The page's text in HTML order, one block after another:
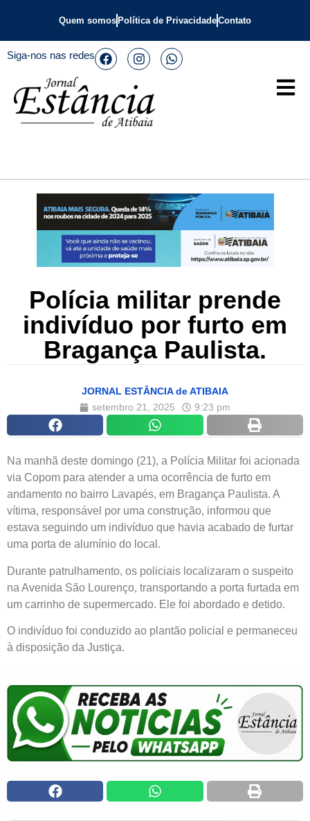
Quem somos Política de PrivacidadeContato
Siga-nos nas redes
Polícia militar prende
indivíduo por furto em
Bragança Paulista.
JORNAL ESTÂNCIA de ATIBAIA
setembro 21, 2025
9:23 pm
Na manhã deste domingo (21), a Polícia Militar foi acionada
via Copom para atender a uma ocorrência de furto em
andamento no bairro Lavapés, em Bragança Paulista. A
vítima, responsável por uma construção, informou que
estava seguindo um indivíduo que havia acabado de furtar
uma porta de alumínio do local.
Durante patrulhamento, os policiais localizaram o suspeito
na Avenida São Lourenço, transportando a porta furtada em
um carrinho de supermercado. Ele foi abordado e detido.
O indivíduo foi conduzido ao plantão policial e permaneceu
à disposição da Justiça.